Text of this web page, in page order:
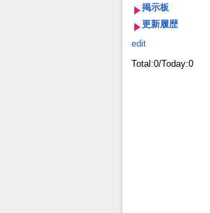
掲示板
更新履歴
edit
Total:0/Today:0